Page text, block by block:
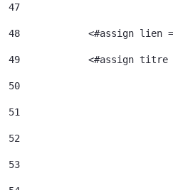
47
48
<#assign lien
49
<#assign titre
50
51
52
53